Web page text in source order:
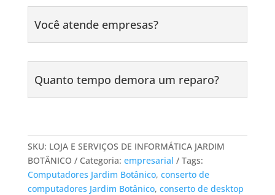
Você atende empresas?
Quanto tempo demora um reparo?
SKU: LOJA E SERVIÇOS DE INFORMÁTICA JARDIM
BOTÂNICO
Categoria: empresarial
Tags:
Computadores Jardim Botânico, conserto de
computadores Jardim Botânico, conserto de desktop